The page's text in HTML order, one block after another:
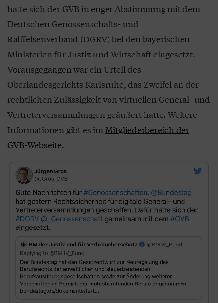
hatte sich der GVB in enger Abstimmung mit dem
Deutschen Genossenschafts- und
Raiffeisenverband (DGRV) bei den bayerischen
Ministerien für Justiz und Wirtschaft eingesetzt.
Vorausgegangen war ein Urteil des
Oberlandesgerichts Karlsruhe, das Zweifel an der
rechtlichen Zulässigkeit von virtuellen General- und
Vertreterversammlungen geäußert hatte. Weitere
Informationen gibt es im Mitgliederbereich der
GVB-Webseite.